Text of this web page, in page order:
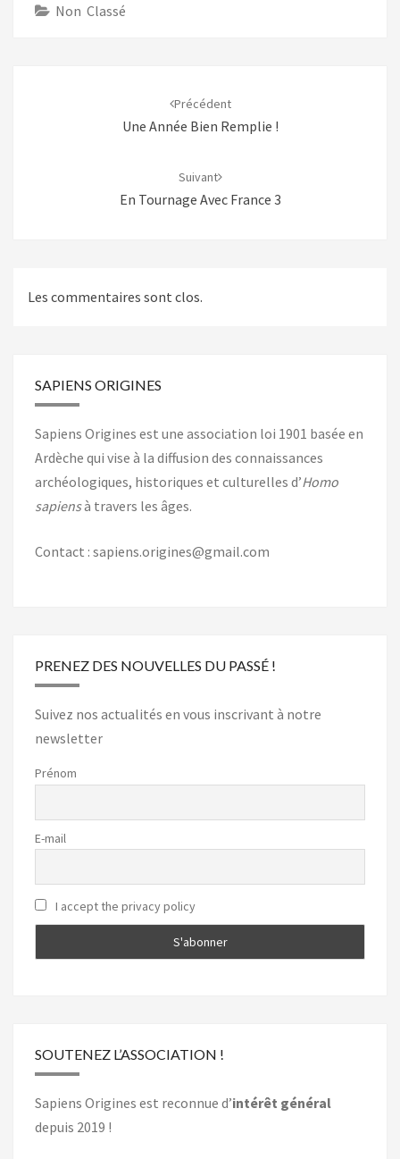
Non Classé
Précédent
Une Année Bien Remplie !
Suivant
En Tournage Avec France 3
Les commentaires sont clos.
SAPIENS ORIGINES
Sapiens Origines est une association loi 1901 basée en
Ardèche qui vise à la diffusion des connaissances
archéologiques, historiques et culturelles d’Homo
sapiensà travers les âges.
Contact : sapiens.origines@gmail.com
PRENEZ DES NOUVELLES DU PASSÉ !
Suivez nos actualités en vous inscrivant à notre
newsletter
Prénom
E-mail
I accept the privacy policy
SOUTENEZ L’ASSOCIATION !
Sapiens Origines est reconnue d’intérêt général
depuis 2019 !